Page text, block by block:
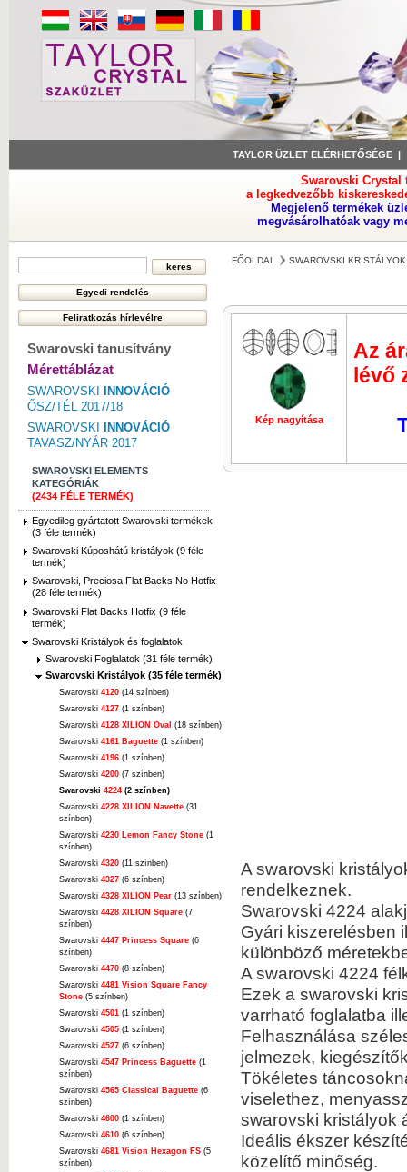
TAYLOR ÜZLET ELÉRHETŐSÉGE
Swarovski Crystal
a legkedvezőbb
Megjelenő termékek
megvásárolhatóak vagy
Swarovski tanusítvány
Mérettáblázat
SWAROVSKI
INNOVÁCIÓ
ŐSZ/TÉL 2017/18
SWAROVSKI
INNOVÁCIÓ
TAVASZ/NYÁR 2017
SWAROVSKI ELEMENTS
KATEGÓRIÁK
(2434 FÉLE TERMÉK)
Egyedileg gyártatott Swarovski termékek
(3 féle termék)
Swarovski Kúposhátú kristályok (9 féle
termék)
Swarovski, Preciosa Flat Backs No Hotfix
(28 féle termék)
Swarovski Flat Backs Hotfix (9 féle
termék)
Swarovski Kristályok és foglalatok
Swarovski Foglalatok (31 féle termék)
Swarovski Kristályok (35 féle termék)
Swarovski 4120 (14 színben)
Swarovski 4127 (1 színben)
Swarovski 4128 XILION Oval (18 színben)
Swarovski 4161 Baguette (1 színben)
Swarovski 4196 (1 színben)
Swarovski 4200 (7 színben)
Swarovski 4224 (2 színben)
Swarovski 4228 XILION Navette (31
színben)
Swarovski 4230 Lemon Fancy Stone (1
színben)
Swarovski 4320 (11 színben)
Swarovski 4327 (6 színben)
Swarovski 4328 XILION Pear (13 színben)
Swarovski 4428 XILION Square (7
színben)
Swarovski 4447 Princess Square (6
színben)
Swarovski 4470 (8 színben)
Swarovski 4481 Vision Square Fancy
Stone (5 színben)
Swarovski 4501 (1 színben)
Swarovski 4505 (1 színben)
Swarovski 4527 (6 színben)
Swarovski 4547 Princess Baguette (1
színben)
Swarovski 4565 Classical Baguette (6
színben)
Swarovski 4600 (1 színben)
Swarovski 4610 (6 színben)
Swarovski 4681 Vision Hexagon FS (5
színben)
FŐOLDAL SWAROVSKI
Kép nagyítása Kép
Az
lévő
A swarovski
rendelkeznek.
Swarovski 4224
Gyári kiszerelésben
különböző
A swarovski 4224
Ezek a swarovski
varrható foglalatba
Felhasználása
jelmezek,
Tökéletes
viselethez,
swarovski kristályok
Ideális ékszer
közelítő minőség.